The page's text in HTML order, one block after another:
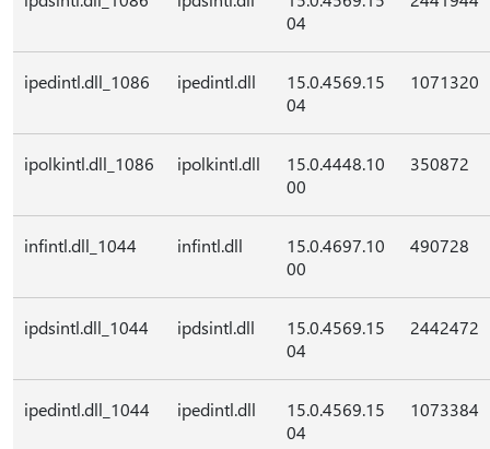
04
ipedintl.dll_1086 ipedintl.dll
15.0.4569.15
04
1071320
ipolkintl.dll_1086 ipolkintl.dll
15.0.4448.10
00
350872
infintl.dll_1044 infintl.dll
15.0.4697.10
00
490728
ipdsintl.dll_1044 ipdsintl.dll
15.0.4569.15
04
2442472
ipedintl.dll_1044 ipedintl.dll
15.0.4569.15
04
1073384